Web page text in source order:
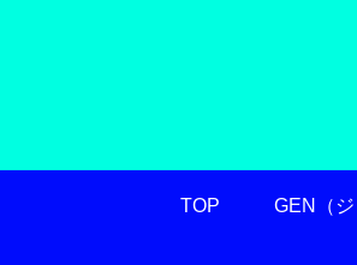
TOP GEN（